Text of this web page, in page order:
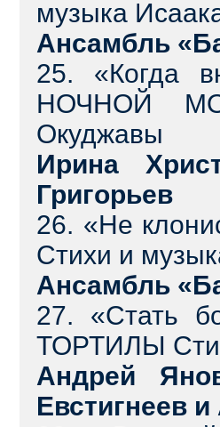
музыка
Ансамбль
25. «Когда
НОЧНОЙ
Окуджавы
Ирина
Григорьев
26. «Не
Стихи и
Ансамбль
27. «Стать
ТОРТИЛЫ
Андрей
Евстигнеев